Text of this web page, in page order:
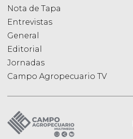
Nota de Tapa
Entrevistas
General
Editorial
Jornadas
Campo Agropecuario TV